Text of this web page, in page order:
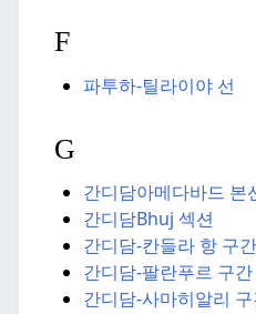
F
파투하-틸라이야 선
G
간디담아메다바드 본
간디담Bhuj 섹션
간디담-칸들라 항 구간
간디담-팔란푸르 구간
간디담-사마히알리